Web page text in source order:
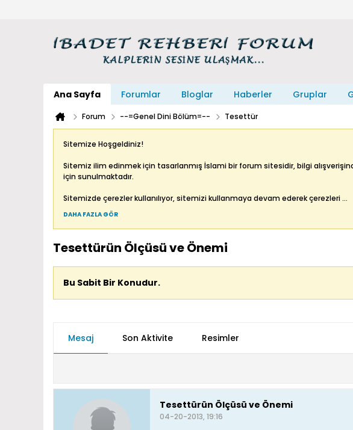
Ana Sayfa Forumlar Bloglar Haberler Gruplar
Forum --=Genel Dini Bölüm=-- Tesettür
Sitemize Hoşgeldiniz!
Sitemiz ilim edinmek için tasarlanmış İslami bir forum sitesidir, bilgi
için sunulmaktadır.
Sitemizde çerezler kullanılıyor, sitemizi kullanmaya devam ederek çerezleri...
DAHA FAZLA GÖR
Tesettürün Ölçüsü ve Önemi
Bu Sabit Bir Konudur.
Mesaj Son Aktivite Resimler
Tesettürün Ölçüsü ve Önemi
04-20-2013, 19:16